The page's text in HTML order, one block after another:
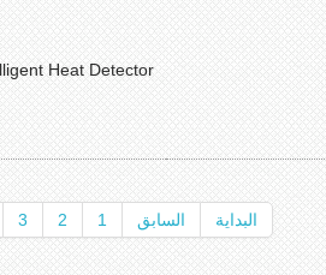
Heat Detector
البداية السابق 1
2
3